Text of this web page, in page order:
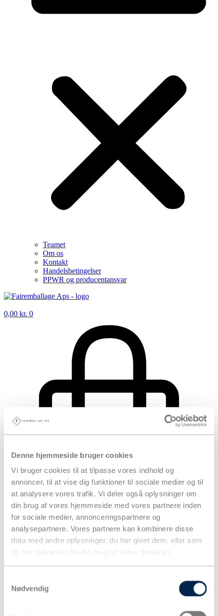
Denne hjemmeside bruger cookies
Vi bruger cookies til at tilpasse vores indhold og
annoncer, til at vise dig funktioner til sociale medier og til
at analysere vores trafik. Vi deler også oplysninger om
din brug af vores hjemmeside med vores partnere inden
for sociale medier, annonceringspartnere og
analysepartnere. Vores partnere kan kombinere disse
data med andre oplysninger, du har givet dem, eller som
de har indsamlet fra din brug af deres tjenester.
Nødvendig
Teamet
Om os
Kontakt
Handelsbetingelser
PPWR og producentansvar
0,00 kr. 0
Produkter